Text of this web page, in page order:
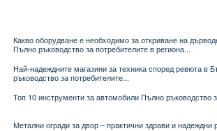
Какво оборудване е необходимо за откриване на
Пълно ръководство за потребителите в региона...
Най-надеждните магазини за техника според ревюта в
ръководство за потребителите...
Топ 10 инструменти за автомобили Пълно ръководство
Метални огради за двор – практични здрави и надеждни